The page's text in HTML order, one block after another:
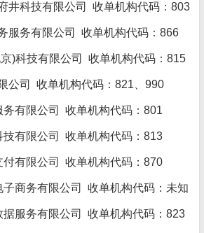
井科技有限公司 收单机构代码：803
服务有限公司 收单机构代码：866
)科技有限公司 收单机构代码：815
公司 收单机构代码：821、990
务有限公司 收单机构代码：801
技有限公司 收单机构代码：813
付有限公司 收单机构代码：870
子商务有限公司 收单机构代码：未知
据服务有限公司 收单机构代码：823